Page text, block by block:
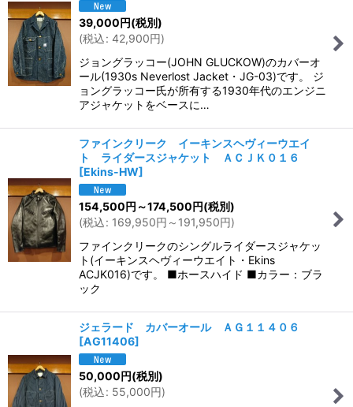
39,000円(税別)
(税込: 42,900円)
ジョングラッコー(JOHN GLUCKOW)のカバーオ
ール(1930s Neverlost Jacket・JG-03)です。 ジ
ョングラッコー氏が所有する1930年代のエンジニ
アジャケットをベースに…
ファインクリーク イーキンスヘヴィーウエイ
ト ライダースジャケット ＡＣＪＫ０１６
[Ekins-HW]
154,500円 ～174,500円(税別)
(税込: 169,950円 ～191,950円)
ファインクリークのシングルライダースジャケッ
ト(イーキンスヘヴィーウエイト・Ekins
ACJK016)です。 ■ホースハイド ■カラー：ブラ
ック
ジェラード カバーオール ＡＧ１１４０６
[AG11406]
50,000円(税別)
(税込: 55,000円)